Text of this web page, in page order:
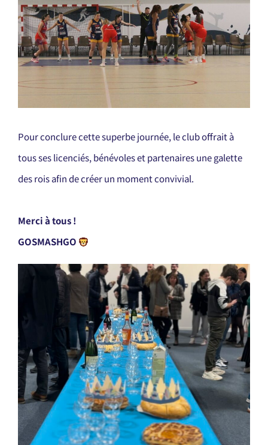
Pour conclure cette superbe journée, le club offrait à
tous ses licenciés, bénévoles et partenaires une galette
des rois afin de créer un moment convivial.
Merci à tous !
GOSMASHGO